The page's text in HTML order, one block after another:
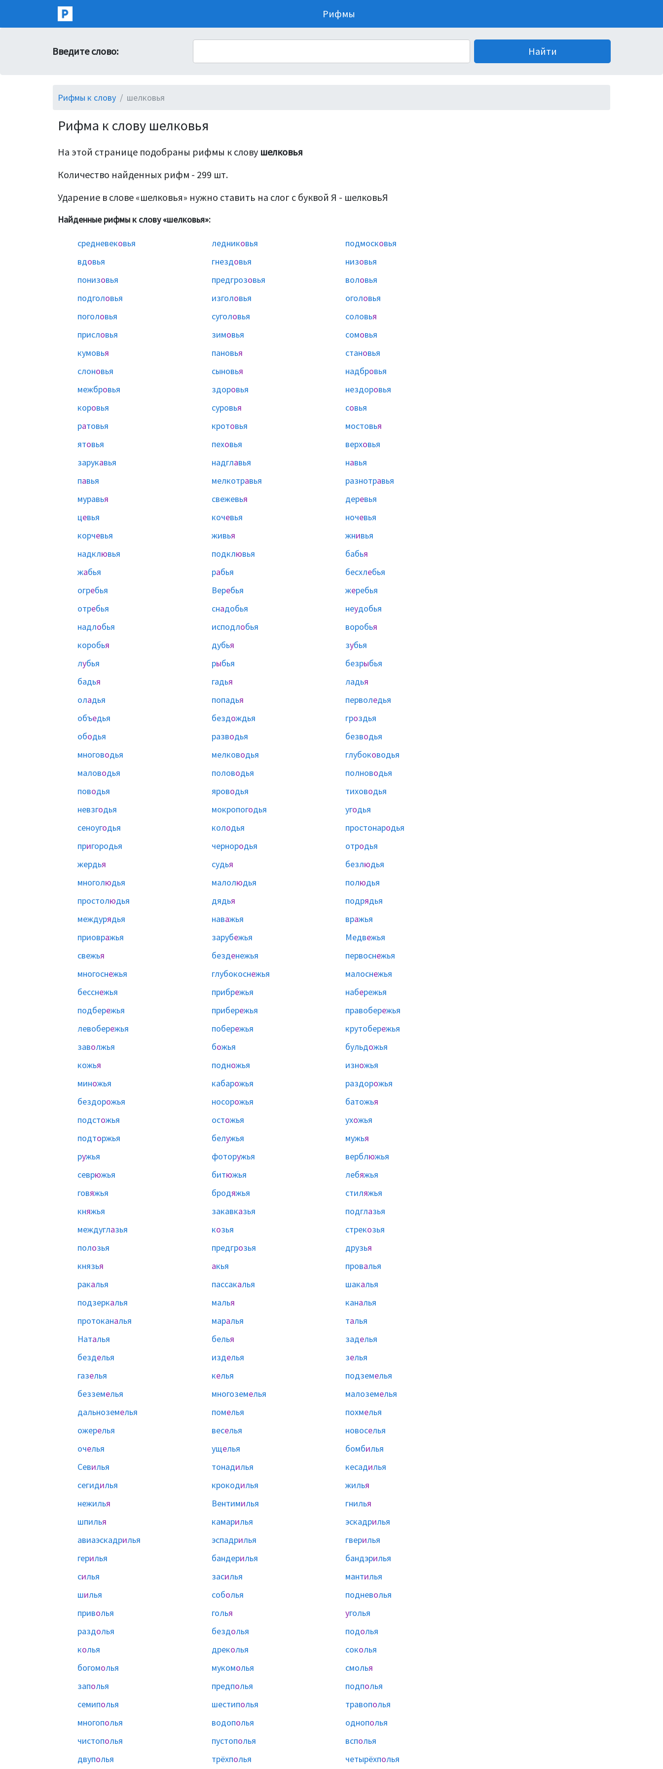
Рифмы
Введите слово:
Рифмы к слову шелковья
Рифма к слову шелковья
На этой странице подобраны рифмы к слову шелковья
Количество найденных рифм - 299 шт.
Ударение в слове «шелковья» нужно ставить на слог с буквой Я - шелковьЯ
Найденные рифмы к слову «шелковья»:
средневековья ледниковья подмосковья
вдовья гнездовья низовья
понизовья предгрозовья воловья
подголовья изголовья оголовья
поголовья суголовья соловья
присловья зимовья сомовья
кумовья пановья становья
слоновья сыновья надбровья
межбровья здоровья нездоровья
коровья суровья совья
ратовья кротовья мостовья
ятовья пеховья верховья
зарукавья надглавья навья
павья мелкотравья разнотравья
муравья свежевья деревья
цевья кочевья ночевья
корчевья живья жнивья
надклювья подклювья бабья
жабья рабья бесхлебья
огребья Веребья жеребья
отребья снадобья неудобья
надлобья исподлобья воробья
коробья дубья зубья
лубья рыбья безрыбья
бадья гадья ладья
оладья попадья перволедья
объедья бездождья гроздья
ободья разводья безводья
многоводья мелководья глубоководья
маловодья половодья полноводья
поводья яроводья тиховодья
невзгодья мокропогодья угодья
сеноугодья колодья простонародья
пригородья чернородья отродья
жердья судья безлюдья
многолюдья малолюдья полюдья
простолюдья дядья подрядья
междурядья наважья вражья
приовражья зарубежья Медвежья
свежья безденежья первоснежья
многоснежья глубокоснежья малоснежья
бесснежья прибрежья набережья
подбережья прибережья правобережья
левобережья побережья крутобережья
заволжья божья бульдожья
кожья подножья изножья
миножья кабарожья раздорожья
бездорожья носорожья батожья
подстожья остожья ухожья
подторжья белужья мужья
ружья фоторужья верблюжья
севрюжья битюжья лебяжья
говяжья бродяжья стиляжья
княжья закавказья подглазья
междуглазья козья стрекозья
полозья предгрозья друзья
князья акья провалья
ракалья пассакалья шакалья
подзеркалья малья каналья
протоканалья маралья талья
Наталья белья заделья
безделья изделья зелья
газелья келья подземелья
безземелья многоземелья малоземелья
дальноземелья помелья похмелья
ожерелья веселья новоселья
очелья ущелья бомбилья
Севилья тонадилья кесадилья
сегидилья крокодилья жилья
нежилья Вентимилья гнилья
шпилья камарилья эскадрилья
авиаэскадрилья эспадрилья гверилья
герилья бандерилья бандэрилья
силья засилья мантилья
шилья соболья подневолья
приволья голья уголья
раздолья бездолья подолья
колья дреколья соколья
богомолья мукомолья смолья
заполья предполья подполья
семиполья шестиполья травополья
многополья водополья однополья
чистополья пустополья всполья
двуполья трёхполья четырёхполья